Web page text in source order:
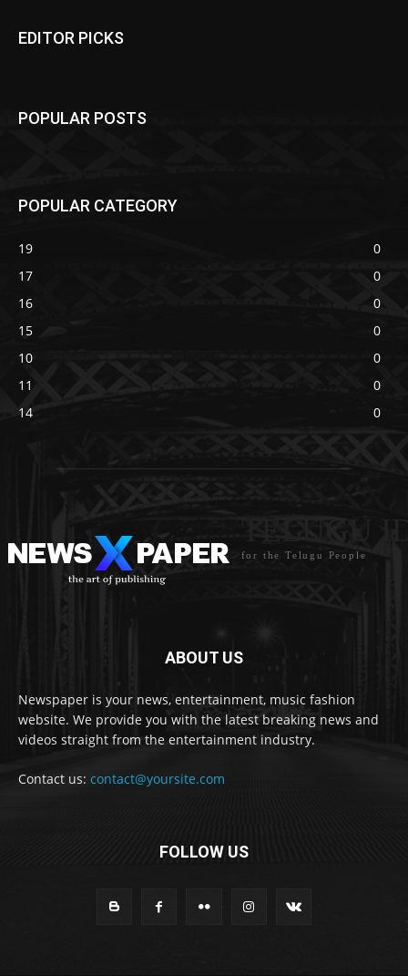
EDITOR PICKS
POPULAR POSTS
POPULAR CATEGORY
19
0
17
0
16
0
15
0
10
0
11
0
14
0
for the Telugu People
ABOUT US
Newspaper is your news, entertainment, music fashion
website. We provide you with the latest breaking news and
videos straight from the entertainment industry.
Contact us: contact@yoursite.com
FOLLOW US